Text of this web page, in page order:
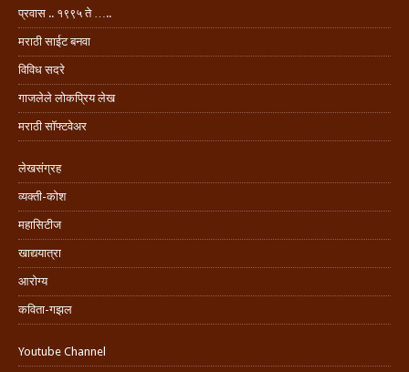
प्रवास .. १९९५ ते …..
मराठी साईट बनवा
विविध सदरे
गाजलेले लोकप्रिय लेख
मराठी सॉफ्टवेअर
लेखसंग्रह
व्यक्ती-कोश
महासिटीज
खाद्ययात्रा
आरोग्य
कविता-गझल
Youtube Channel